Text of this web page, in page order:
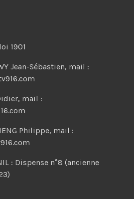
1901
Jean-Sébastien, mail :
mail :
Philippe, mail :
: Dispense n°8 (ancienne